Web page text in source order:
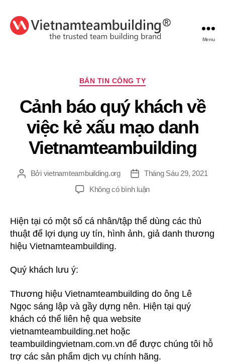
Menu
Chuyên
BẢN TIN CÔNG TY
Cảnh báo quý khách về
việc kẻ xấu mạo danh
Vietnamteambuilding
TácBởi vietnamteambuilding.org
Ngày
đăng
Tháng Sáu 29, 2021
Không có bình luậnở
quý
khách
danh
Vietnamteambuilding
Hiện tại có một số cá nhân/tập thể dùng các thủ
thuật để lợi dụng uy tín, hình ảnh, giả danh thương
hiệu Vietnamteambuilding.
Quý khách lưu ý:
Thương hiệu Vietnamteambuilding do ông Lê
Ngọc sáng lập và gầy dựng nên. Hiện tại quý
khách có thể liên hệ qua website
vietnamteambuilding.net hoặc
teambuildingvietnam.com.vn để được chúng tôi hỗ
trợ các sản phẩm dịch vụ chính hãng.